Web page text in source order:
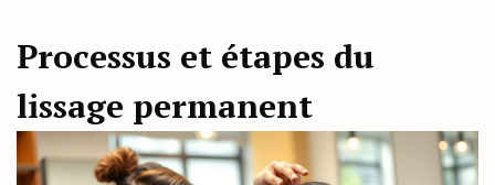
Processus et étapes du
lissage permanent